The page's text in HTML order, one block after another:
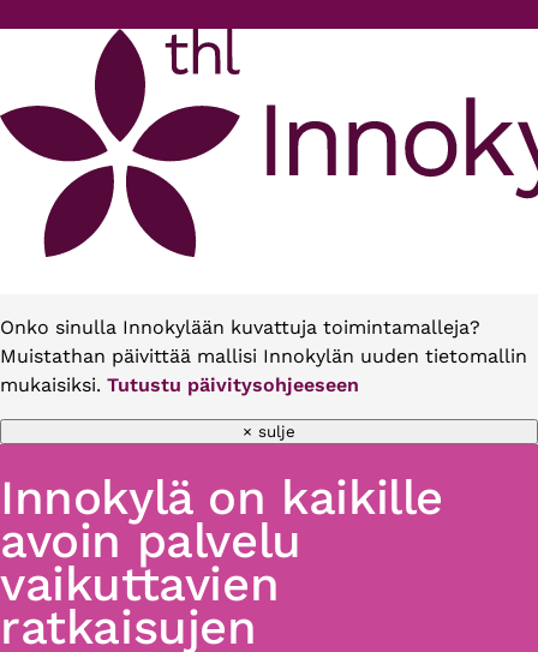
Onko sinulla Innokylään kuvattuja toimintamalleja?
Muistathan päivittää mallisi Innokylän uuden tietomallin
mukaisiksi. Tutustu päivitysohjeeseen
× sulje
Innokylä on kaikille
avoin palvelu
vaikuttavien
ratkaisujen